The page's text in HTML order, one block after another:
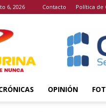
6, 2026 Contacto Política de
OPINIÓN